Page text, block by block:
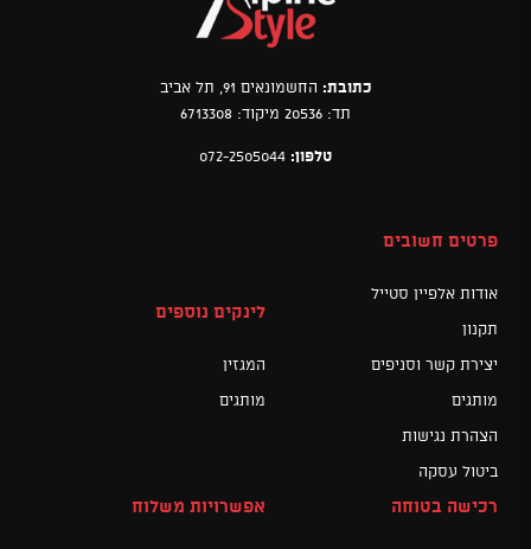
כתובת: החשמונאים 91, תל אביב
תד: 20536 מיקוד: 6713308
טלפון: 072-2505044
פרטים חשובים
אודות אלפיין סטייל
תקנון
יצירת קשר וסניפים
מותגים
הצהרת נגישות
ביטול עסקה
לינקים נוספים
המגזין
מותגים
רכישה בטוחה אפשרויות משלוח